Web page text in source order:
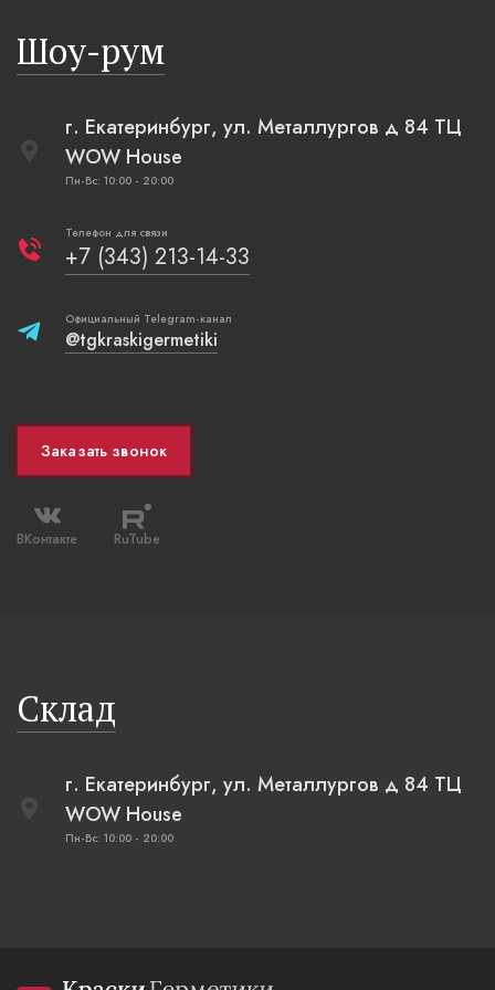
Шоу-рум
г. Екатеринбург, ул. Металлургов д 84 ТЦ
WOW House
Пн-Вс: 10:00 - 20:00
Телефон для связи
+7 (343) 213-14-33
Официальный Telegram-канал
@tgkraskigermetiki
Заказать звонок
ВКонтакте RuTube
Склад
г. Екатеринбург, ул. Металлургов д 84 ТЦ
WOW House
Пн-Вс: 10:00 - 20:00